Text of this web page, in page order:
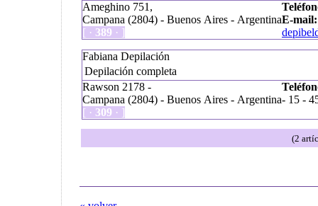
Ameghino 751,
Campana (2804) - Buenos Aires - Argentina
[ · 389 · ]
E-mail:
Fabiana Depilación
Depilación completa
Rawson 2178 -
Campana (2804) - Buenos Aires - Argentina
[ · 309 · ]
- 15 -
(2